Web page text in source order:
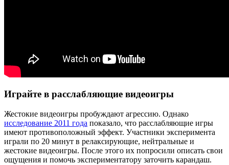
Играйте в расслабляющие видеоигры
Жестокие видеоигры пробуждают агрессию. Однако
исследование 2011 года показало, что расслабляющие игры
имеют противоположный эффект. Участники эксперимента
играли по 20 минут в релаксирующие, нейтральные и
жестокие видеоигры. После этого их попросили описать свои
ощущения и помочь экспериментатору заточить карандаш.